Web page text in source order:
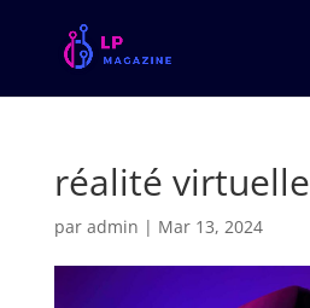
réalité virtuelle
par admin | Mar 13, 2024